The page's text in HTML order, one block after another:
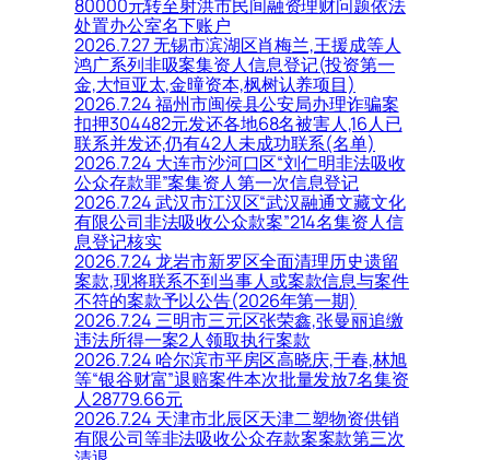
80000元转至射洪市民间融资理财问题依法
处置办公室名下账户
2026.7.27 无锡市滨湖区肖梅兰,王援成等人
鸿广系列非吸案集资人信息登记(投资第一
金,大恒亚太,金曈资本,枫树认养项目)
2026.7.24 福州市闽侯县公安局办理诈骗案
扣押304482元发还各地68名被害人,16人已
联系并发还,仍有42人未成功联系(名单)
2026.7.24 大连市沙河口区“刘仁明非法吸收
公众存款罪”案集资人第一次信息登记
2026.7.24 武汉市江汉区“武汉融通文藏文化
有限公司非法吸收公众款案”214名集资人信
息登记核实
2026.7.24 龙岩市新罗区全面清理历史遗留
案款,现将联系不到当事人或案款信息与案件
不符的案款予以公告(2026年第一期)
2026.7.24 三明市三元区张荣鑫,张曼丽追缴
违法所得一案2人领取执行案款
2026.7.24 哈尔滨市平房区高晓庆,于春,林旭
等“银谷财富”退赔案件本次批量发放7名集资
人28779.66元
2026.7.24 天津市北辰区天津二塑物资供销
有限公司等非法吸收公众存款案案款第三次